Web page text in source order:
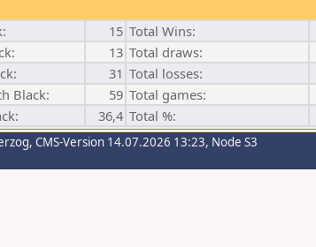
15 Total Wins:
13 Total draws:
31 Total losses:
Black: 59 Total games:
36,4 Total %:
, CMS-Version 14.07.2026 13:23, Node S3